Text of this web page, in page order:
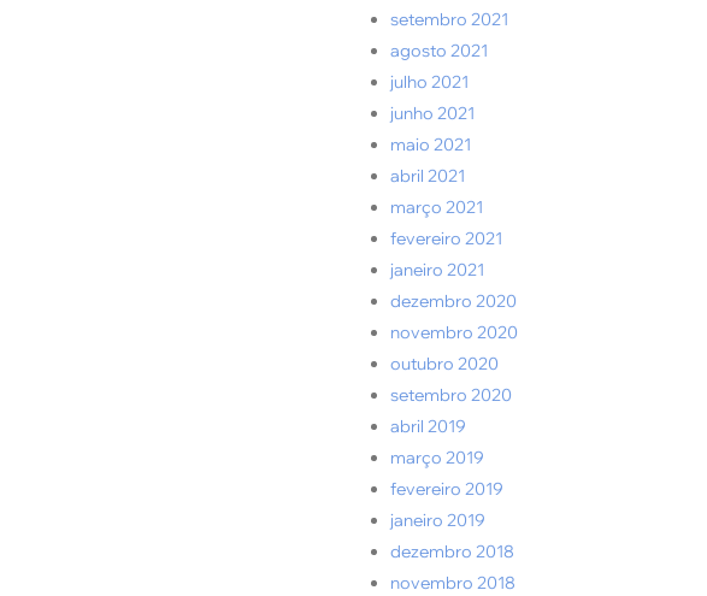
setembro 2021
agosto 2021
julho 2021
junho 2021
maio 2021
abril 2021
março 2021
fevereiro 2021
janeiro 2021
dezembro 2020
novembro 2020
outubro 2020
setembro 2020
abril 2019
março 2019
fevereiro 2019
janeiro 2019
dezembro 2018
novembro 2018